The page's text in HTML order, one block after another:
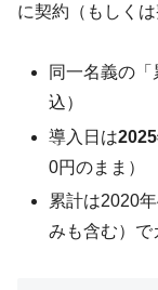
に契約（もしく
同一名義の
込）
導入日は
0円のまま）
累計は2020
みも含む）で